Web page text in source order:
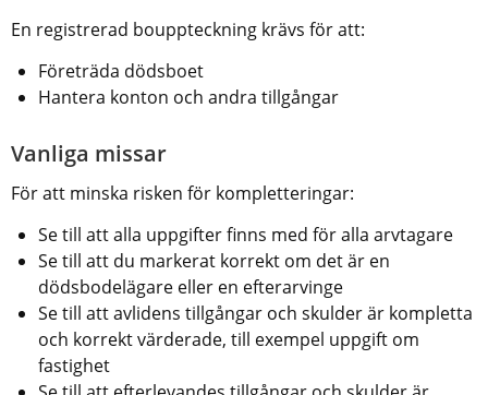
En registrerad bouppteckning krävs för att:
Företräda dödsboet
Hantera konton och andra tillgångar
Vanliga missar
För att minska risken för kompletteringar:
Se till att alla uppgifter finns med för alla arvtagare
Se till att du markerat korrekt om det är en
dödsbodelägare eller en efterarvinge
Se till att avlidens tillgångar och skulder är kompletta
och korrekt värderade, till exempel uppgift om
fastighet